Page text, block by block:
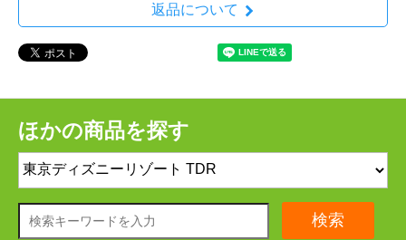
返品について
ほかの商品を探す
検索